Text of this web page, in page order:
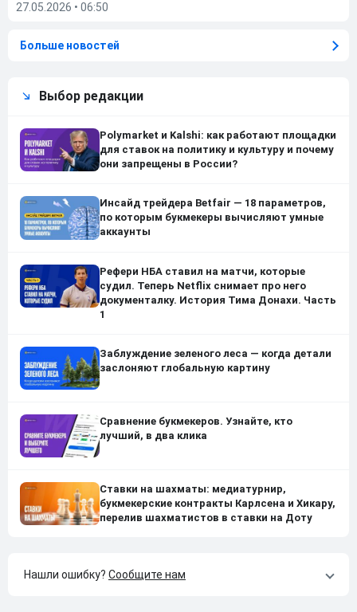
27.05.2026 • 06:50
Больше новостей
Выбор редакции
Polymarket и Kalshi: как работают площадки
для ставок на политику и культуру и почему
они запрещены в России?
Инсайд трейдера Betfair — 18 параметров,
по которым букмекеры вычисляют умные
аккаунты
Рефери НБА ставил на матчи, которые
судил. Теперь Netflix снимает про него
документалку. История Тима Донахи. Часть
1
Заблуждение зеленого леса — когда детали
заслоняют глобальную картину
Сравнение букмекеров. Узнайте, кто
лучший, в два клика
Ставки на шахматы: медиатурнир,
букмекерские контракты Карлсена и Хикару,
перелив шахматистов в ставки на Доту
Нашли ошибку? Сообщите нам